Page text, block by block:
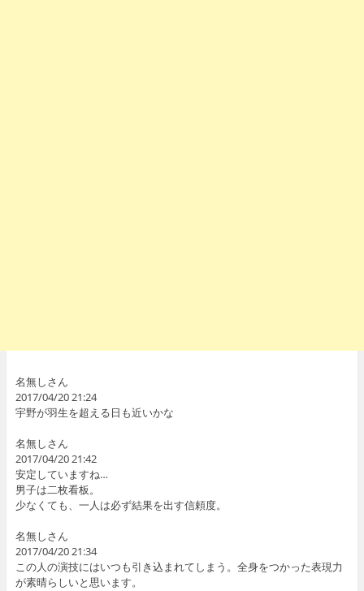
名無しさん
2017/04/20 21:24
宇野が羽生を超える日も近いかな
名無しさん
2017/04/20 21:42
安定していますね…
男子は二枚看板。
少なくても、一人は必ず結果を出す信頼度。
名無しさん
2017/04/20 21:34
この人の演技にはいつも引き込まれてしまう。全身をつかった表現力
が素晴らしいと思います。